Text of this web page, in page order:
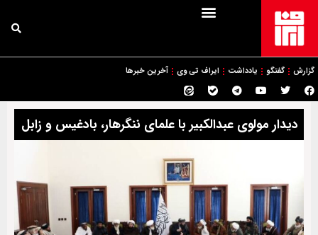
گزارش گفتگو یادداشت ایراف تی وی آخرین خبرها
دیدار مولوی عبدالکبیر با علمای ننگرهار، بادغیس و زابل